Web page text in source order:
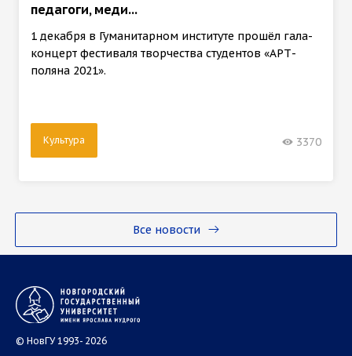
Все новости
педагоги, меди...
1 декабря в Гуманитарном институте прошёл гала-
концерт фестиваля творчества студентов «АРТ-
поляна 2021».
Культура 3370
© НовГУ 1993- 2026